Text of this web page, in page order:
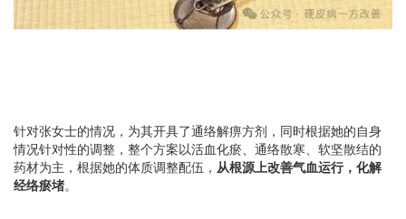
针对张女士的情况，为其开具了通络解痹方剂，同时根据她的自身
情况针对性的调整，整个方案以活血化瘀、通络散寒、 软坚散结的
药材为主，根据她的体质调整配伍， 从根源上改善气血运行，化解
经络瘀堵。